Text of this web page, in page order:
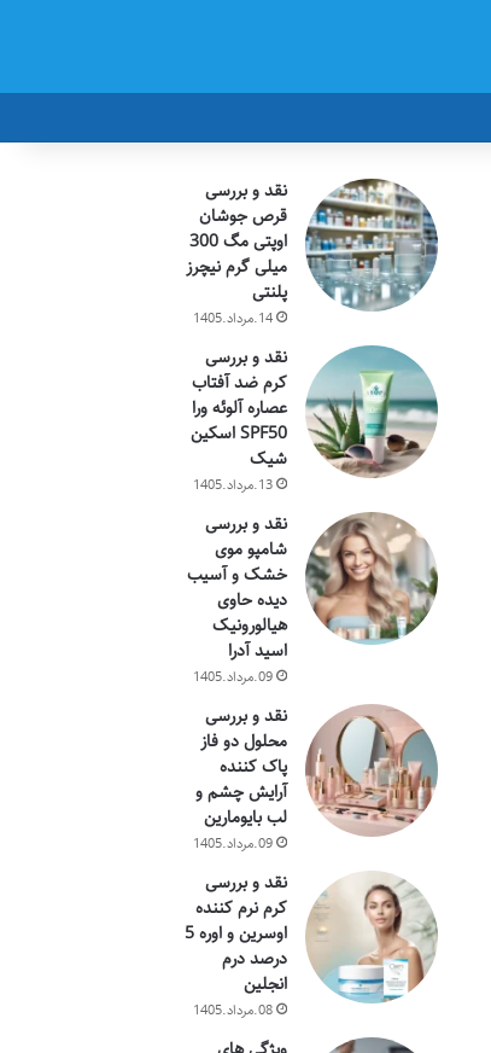
نقد و بررسی
قرص جوشان
اوپتی مگ 300
میلی گرم نیچرز
پلنتی
14.مرداد.1405
نقد و بررسی
کرم ضد آفتاب
عصاره آلوئه ورا
SPF50 اسکین
شیک
13.مرداد.1405
نقد و بررسی
شامپو موی
خشک و آسیب
دیده حاوی
هیالورونیک
اسید آدرا
09.مرداد.1405
نقد و بررسی
محلول دو فاز
پاک کننده
آرایش چشم و
لب بایومارین
09.مرداد.1405
نقد و بررسی
کرم نرم کننده
اوسرین و اوره 5
درصد درم
انجلین
08.مرداد.1405